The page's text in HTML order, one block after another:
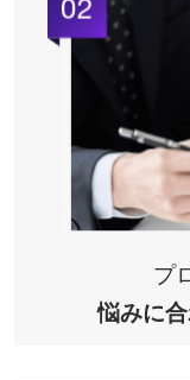
プ
悩みに